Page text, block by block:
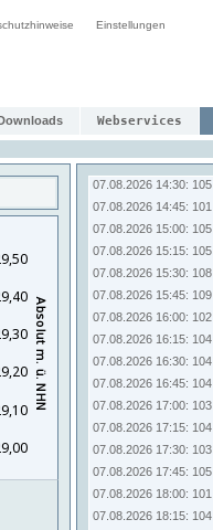
Einstellungen
Webservices
07.08.2026 12:45: 101
07.08.2026 13:45: 100
07.08.2026 14:00: 103
07.08.2026 14:15: 109
07.08.2026 14:30: 105
07.08.2026 14:45: 101
07.08.2026 15:00: 105
07.08.2026 15:15: 105
07.08.2026 15:30: 108
07.08.2026 15:45: 109
07.08.2026 16:00: 102
07.08.2026 16:15: 104
07.08.2026 16:30: 104
07.08.2026 16:45: 104
07.08.2026 17:00: 103
07.08.2026 17:15: 104
07.08.2026 17:30: 103
07.08.2026 17:45: 105
07.08.2026 18:00: 101
07.08.2026 18:15: 104